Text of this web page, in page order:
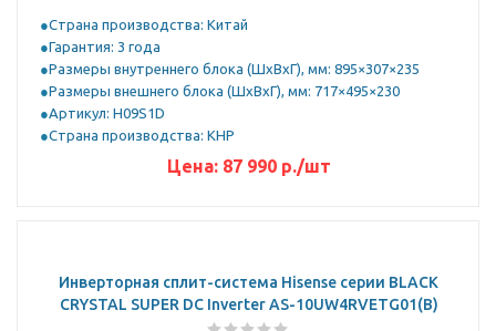
Страна производства: Китай
Гарантия: 3 года
Размеры внутреннего блока (ШхВхГ), мм: 895×307×235
Размеры внешнего блока (ШхВхГ), мм: 717×495×230
Артикул: H09S1D
Страна производства: КНР
Цена: 87 990р./шт
Инверторная сплит-система Hisense серии BLACK
CRYSTAL SUPER DC Inverter AS-10UW4RVETG01(B)